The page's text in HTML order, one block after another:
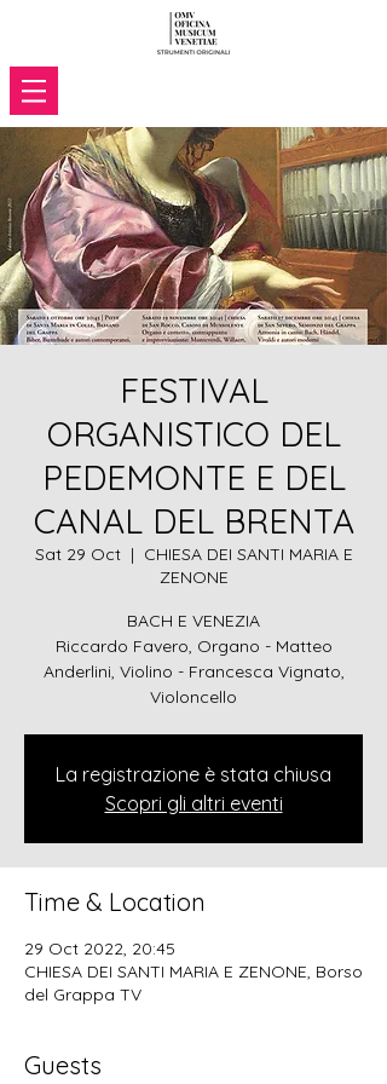
FESTIVAL
ORGANISTICO DEL
PEDEMONTE E DEL
CANAL DEL BRENTA
Sat 29 Oct
  |
CHIESA DEI SANTI MARIA E
ZENONE
BACH E VENEZIA
Riccardo Favero, Organo - Matteo
Anderlini, Violino - Francesca Vignato,
Violoncello
La registrazione è stata chiusa
Scopri gli altri eventi
Time & Location
29 Oct 2022, 20:45
CHIESA DEI SANTI MARIA E ZENONE, Borso
del Grappa TV
Guests